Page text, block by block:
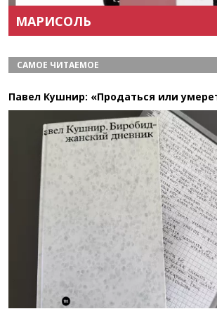
МАРИСОЛЬ
САМОЕ ЧИТАЕМОЕ
Павел Кушнир: «Продаться или